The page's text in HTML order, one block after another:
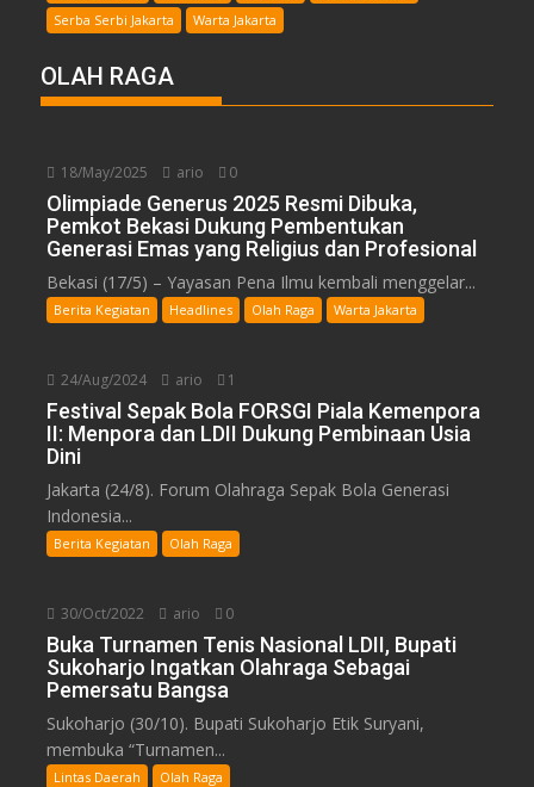
Serba Serbi Jakarta
Warta Jakarta
OLAH RAGA
18/May/2025 ario 0
Olimpiade Generus 2025 Resmi Dibuka,
Pemkot Bekasi Dukung Pembentukan
Generasi Emas yang Religius dan Profesional
Bekasi (17/5) – Yayasan Pena Ilmu kembali menggelar...
Berita Kegiatan Headlines Olah Raga Warta Jakarta
24/Aug/2024 ario 1
Festival Sepak Bola FORSGI Piala Kemenpora
II: Menpora dan LDII Dukung Pembinaan Usia
Dini
Jakarta (24/8). Forum Olahraga Sepak Bola Generasi
Indonesia...
Berita Kegiatan Olah Raga
30/Oct/2022 ario 0
Buka Turnamen Tenis Nasional LDII, Bupati
Sukoharjo Ingatkan Olahraga Sebagai
Pemersatu Bangsa
Sukoharjo (30/10). Bupati Sukoharjo Etik Suryani,
membuka “Turnamen...
Lintas Daerah Olah Raga